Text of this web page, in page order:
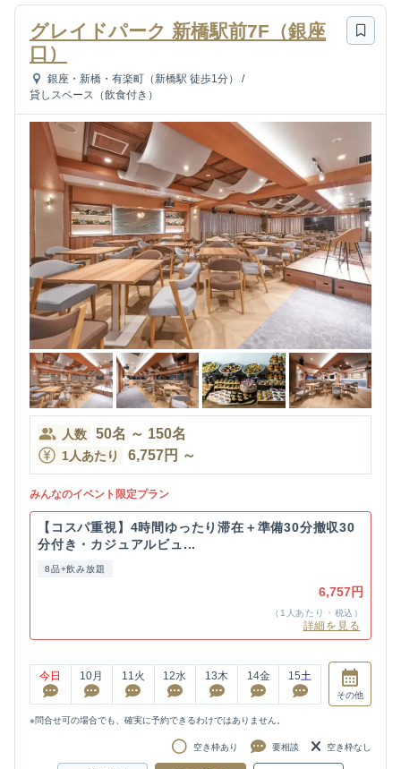
グレイドパーク 新橋駅前7F（銀座
口）
銀座・新橋・有楽町（新橋駅 徒歩1分）
/
貸しスペース（飲食付き）
人数 50名 ～ 150名
1人あたり 6,757円 ～
みんなのイベント限定プラン
【コスパ重視】4時間ゆったり滞在＋準備30分撤収30
分付き・カジュアルビュ...
8品+飲み放題
6,757円
（1人あたり・税込）
詳細を見る
今日 10月 11 火 12水 13木 14金 15土
その他
※問合せ可の場合でも、確実に予約できるわけではありません。
空き枠あり 要相談 空き枠なし